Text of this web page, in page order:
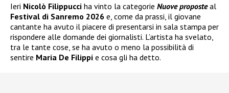
Ieri Nicolò Filippucci ha vinto la categorie Nuove proposteal
Festival di Sanremo 2026 e, come da prassi, il giovane
cantante ha avuto il piacere di presentarsi in sala stampa per
rispondere alle domande dei giornalisti. L’artista ha svelato,
tra le tante cose, se ha avuto o meno la possibilità di
sentire Maria De Filippi e cosa gli ha detto.